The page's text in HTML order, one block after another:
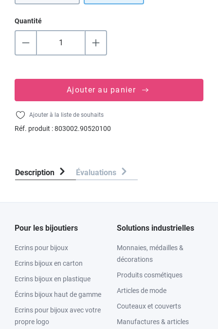
Quantité
Ajouter au panier
Ajouter à la liste de souhaits
Réf. produit :803002.90520100
Description Évaluations
Pour les bijoutiers
Ecrins pour bijoux
Ecrins bijoux en carton
Ecrins bijoux en plastique
Écrins bijoux haut de gamme
Ecrins pour bijoux avec votre
propre logo
Solutions industrielles
Monnaies, médailles &
décorations
Produits cosmétiques
Articles de mode
Couteaux et couverts
Manufactures & articles